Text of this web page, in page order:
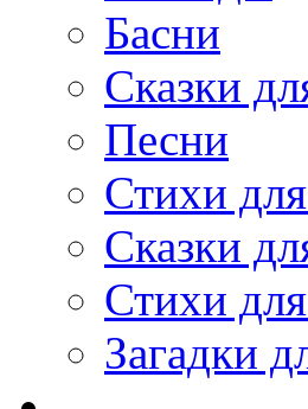
Басни
Сказки
Песни
Стихи
Сказки
Стихи
Загадки